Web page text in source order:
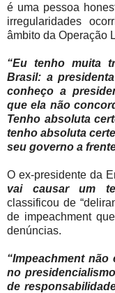
é uma pessoa
irregularidades
âmbito da Operação
“Eu tenho muita
Brasil: a
conheço a
que ela não
Tenho absoluta
tenho absoluta
seu governo a
O ex-presidente da
vai causar um
classificou de
de impeachment
denúncias.
“Impeachment
no
de